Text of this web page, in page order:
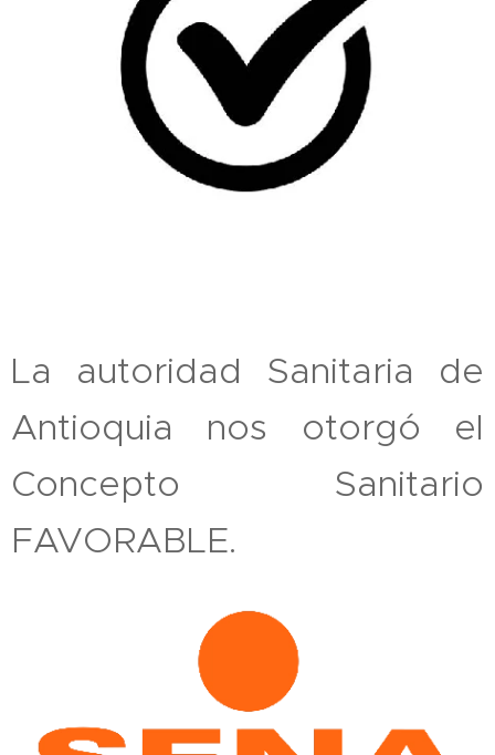
La autoridad Sanitaria de
Antioquia nos otorgó el
Concepto Sanitario
FAVORABLE.